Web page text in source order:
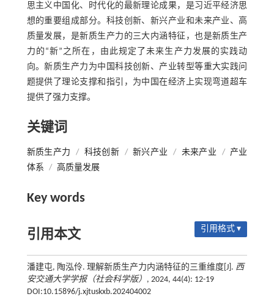
思主义中国化、时代化的最新理论成果，是习近平经济思
想的重要组成部分。科技创新、新兴产业和未来产业、高
质量发展，是新质生产力的三大内涵特征，也是新质生产
力的“新”之所在，由此规定了未来生产力发展的实践动
向。新质生产力为中国科技创新、产业转型等重大实践问
题提供了理论支撑和指引，为中国在经济上实现弯道超车
提供了强力支撑。
关键词
新质生产力 / 科技创新 / 新兴产业 / 未来产业 /
产业
体系 / 高质量发展
Key words
引用本文 引用格式 ▾
潘建屯, 陶泓伶. 理解新质生产力内涵特征的三重维度[J]. 西
安交通大学学报（社会科学版） , 2024, 44(4): 12-19
DOI:10.15896/j.xjtuskxb.202404002